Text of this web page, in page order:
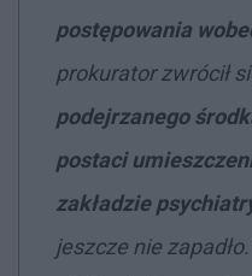
postępowania
prokurator zwrócił
podejrzanego
postaci
zakładzie
jeszcze nie